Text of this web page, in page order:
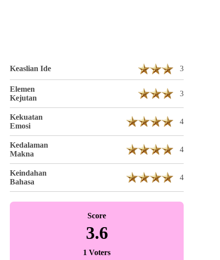
Keaslian Ide 3
Elemen
Kejutan
3
Kekuatan
Emosi
4
Kedalaman
Makna
4
Keindahan
Bahasa
4
Score
3.6
1 Voters